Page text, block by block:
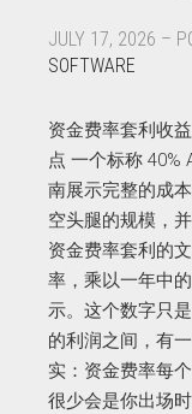
JULY 17, 2026 –
SOFTWARE
资金费率套利收
点 一个标称 40%
南展示完整的成
空头腿的规模，
资金费率套利的
率，乘以一年中
示。这个数字只
的利润之间，有
实：资金费率每
很少会是你出场